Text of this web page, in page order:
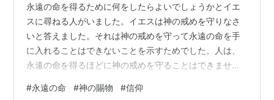
永遠の命を得るために何をしたらよいでしょうかとイエ
スに尋ねる人がいました。イエスは神の戒めを守りなさ
いと答えました。それは神の戒めを守って永遠の命を手
に入れることはできないことを示すためでした。人は、
永遠の命を得るほどに神の戒めを守ることはできませ
か。「信じる」ことです。 ヨハネ 3:16神は、その独り子
#永遠の命 #神の賜物 #信仰